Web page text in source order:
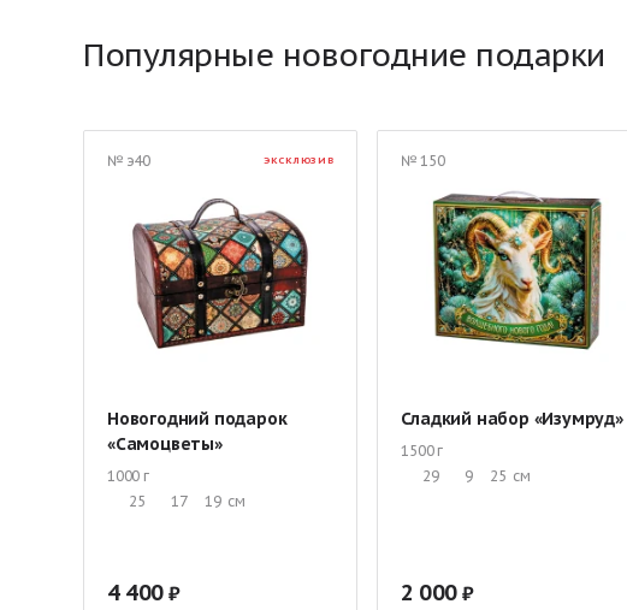
Популярные новогодние подарки
№ э40 ЭКСКЛЮЗИВ
Новогодний подарок
«Самоцветы»
1000 г
25
17 19 см
4 400
№ 150
Сладкий набор «Изумруд»
1500 г
29
9 25 см
2 000